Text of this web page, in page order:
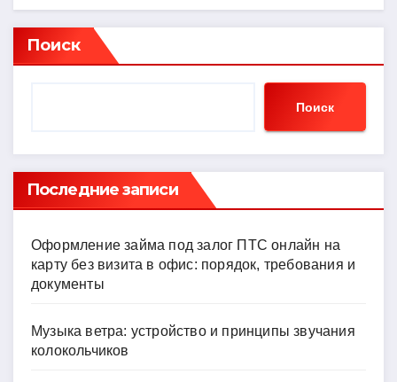
n
o
kl
ni
ki
at
s
A
er
e
a
р
в
ть
Поиск
Поиск
Последние записи
Оформление займа под залог ПТС онлайн на
карту без визита в офис: порядок, требования и
документы
Музыка ветра: устройство и принципы звучания
колокольчиков